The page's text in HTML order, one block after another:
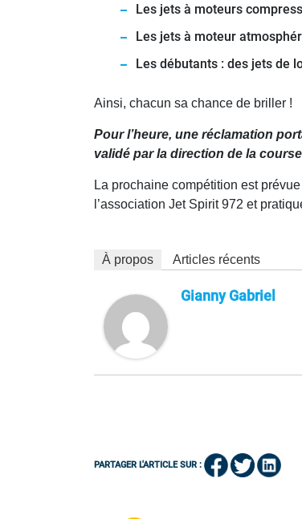
Les jets à moteurs
Les jets à moteur
Les débutants : des jets de
Ainsi, chacun sa chance de briller !
Pour l’heure, une réclamation
validé par la direction de la
La prochaine compétition est
l’association Jet Spirit 972 et
À propos Articles récents
Gianny Gabriel
PARTAGER L'ARTICLE SUR :